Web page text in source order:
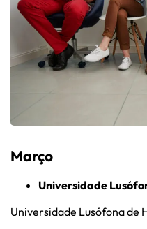
Março
Universidade
Universidade Lusófona de